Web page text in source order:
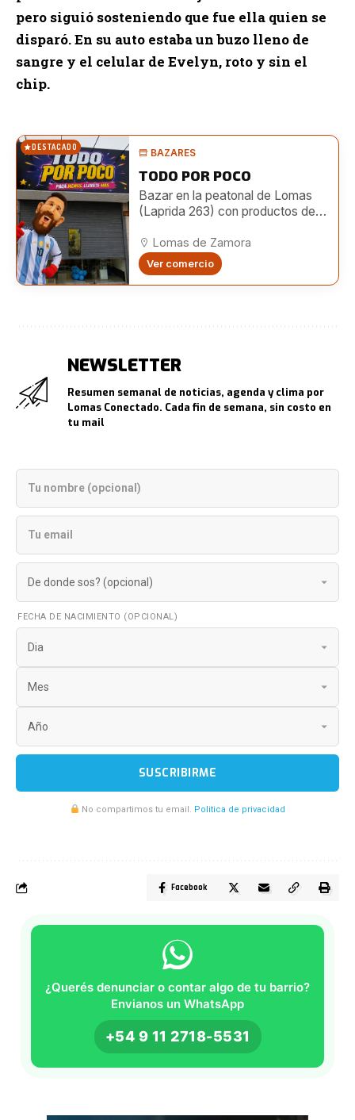
pero siguió sosteniendo que fue ella quien se
disparó.En su auto estaba un buzo lleno de
sangre y el celular de Evelyn, roto y sin el
chip.
DESTACADO BAZARES
TODO POR POCO
Bazar en la peatonal de Lomas
(Laprida 263) con productos de
juguetes y más a precios
accesibles.
Lomas de Zamora
Ver comercio
NEWSLETTER
Resumen semanal de noticias, agenda y clima por
Lomas Conectado. Cada fin de semana, sin costo en
tu mail
FECHA DE NACIMIENTO (OPCIONAL)
SUSCRIBIRME
No compartimos tu email. Politica de privacidad
Facebook
¿Querés denunciar o contar algo de tu barrio?
Envianos un WhatsApp
+54 9 11 2718-5531